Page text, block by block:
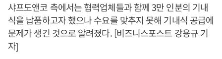
샤프도앤코 측에서는 협력업체들과 함께 3만 인분의 기내
식을 납품하고자 했으나 수요를 맞추지 못해 기내식 공급에
문제가 생긴 것으로 알려졌다. [비즈니스포스트 강용규 기
자]